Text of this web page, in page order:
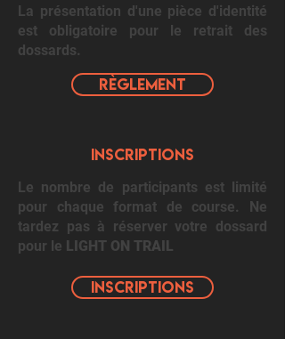
La présentation d'une pièce d'identité
est obligatoire pour le retrait des
dossards.
Règlement
Inscriptions
Le nombre de participants est limité
pour chaque format de course. Ne
tardez pas à réserver votre dossard
pour le LIGHT ON TRAIL
INSCRIPTIONS